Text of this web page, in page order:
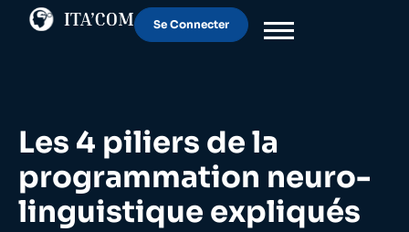
Se Connecter
Les 4 piliers de la
programmation neuro-
linguistique expliqués